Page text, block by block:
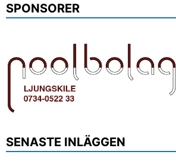
SPONSORER
SENASTE INLÄGGEN